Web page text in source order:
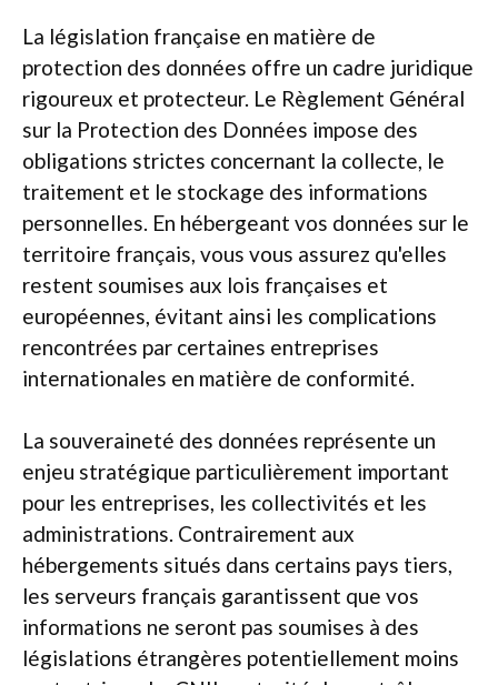
La législation française en matière de
protection des données offre un cadre juridique
rigoureux et protecteur. Le Règlement Général
sur la Protection des Données impose des
obligations strictes concernant la collecte, le
traitement et le stockage des informations
personnelles. En hébergeant vos données sur le
territoire français, vous vous assurez qu'elles
restent soumises aux lois françaises et
européennes, évitant ainsi les complications
rencontrées par certaines entreprises
internationales en matière de conformité.
La souveraineté des données représente un
enjeu stratégique particulièrement important
pour les entreprises, les collectivités et les
administrations. Contrairement aux
hébergements situés dans certains pays tiers,
les serveurs français garantissent que vos
informations ne seront pas soumises à des
législations étrangères potentiellement moins